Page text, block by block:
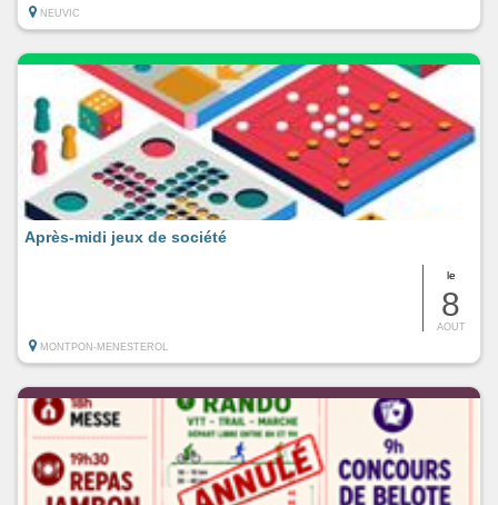
NEUVIC
le
8
AOUT
Après-midi jeux de société
MONTPON-MENESTEROL